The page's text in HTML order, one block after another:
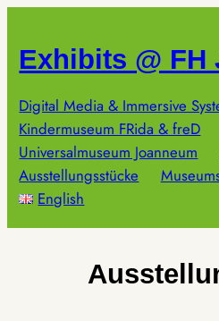
springen
Exhibits @ FH
Digital Media & Immersive
Kindermuseum FRida & freD
Universalmuseum Joanneum
Ausstellungsstücke
English